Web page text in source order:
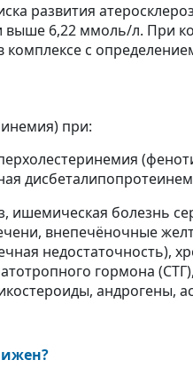
развития
выше 6,22 ммоль/л. При
комплексе с
при:
ишемическая болезнь
внепечёночные
недостаточность),
гормона
андрогены,